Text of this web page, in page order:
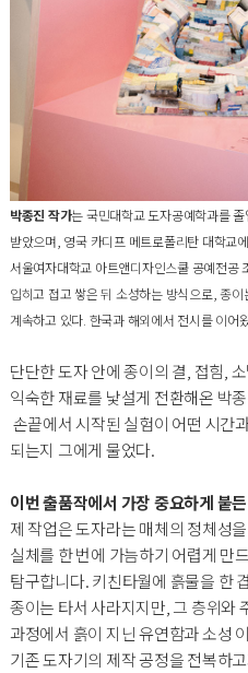
박종진 작가는 국민대학교 도자공예학과를
받았으며, 영국 카디프 메트로폴리탄 대학교
서울여자대학교 아트앤디자인스쿨 공예전공
입히고 접고 쌓은 뒤 소성하는 방식으로, 종
계속하고 있다. 한국과 해외에서 전시를 이어
단단한 도자 안에 종이의 결, 접힘,
익숙한 재료를 낯설게 전환해온 박
손끝에서 시작된 실험이 어떤 시간
되는지 그에게 물었다.
이번 출품작에서 가장 중요하게 붙
제 작업은 도자라는 매체의 정체성
실체를 한 번에 가늠하기 어렵게 만
탐구합니다. 키친타월에 흙물을 한
종이는 타서 사라지지만, 그 층위와
과정에서 흙이 지닌 유연함과 소성
기존 도자기의 제작 공정을 전복하